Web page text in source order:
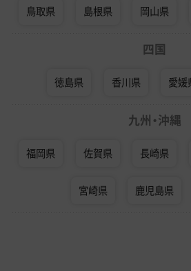
鳥取県 島根県 岡山県
四国
徳島県 香川県 愛媛
九州・沖縄
福岡県 佐賀県 長崎県
宮崎県 鹿児島県